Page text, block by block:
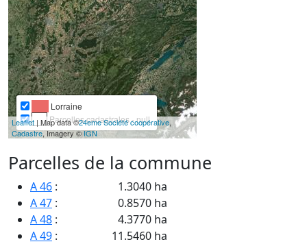
Lorraine
Parcelles cadastrales - null
Leaflet | Map data ©24eme Société coopérative,
Cadastre, Imagery ©IGN
Parcelles de la commune
A 46 :
1.3040 ha
A 47 :
0.8570 ha
A 48 :
4.3770 ha
A 49 :
11.5460 ha